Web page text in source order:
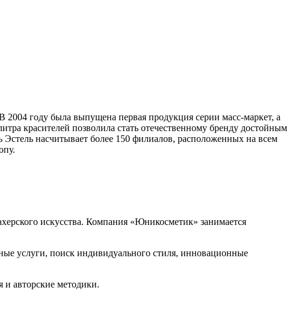
году была выпущена первая продукция серии масс-маркет, а
красителей позволила стать отечественному бренду достойным
насчитывает более 150 филиалов, расположенных на всем
искусства. Компания «Юникосметик» занимается
услуги, поиск индивидуального стиля, инновационные
и авторские методики.